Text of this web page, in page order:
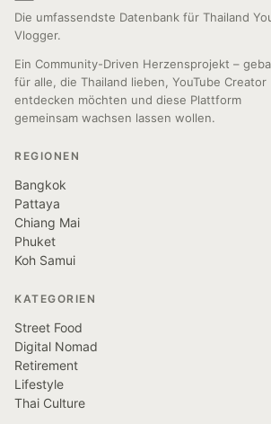
Die umfassendste Datenbank für Thailand
Vlogger.
Ein Community-Driven Herzensprojekt –
für alle, die Thailand lieben, YouTube Creator
entdecken möchten und diese Plattform
gemeinsam wachsen lassen wollen.
REGIONEN
Bangkok
Pattaya
Chiang Mai
Phuket
Koh Samui
KATEGORIEN
Street Food
Digital Nomad
Retirement
Lifestyle
Thai Culture